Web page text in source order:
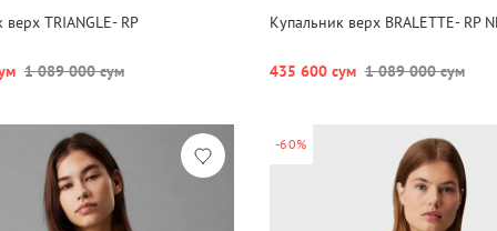
TRIANGLE- RP
1 089 000 сум
Купальник верх BRALETTE- RP
435 600 сум 1 089 000 сум
-60%